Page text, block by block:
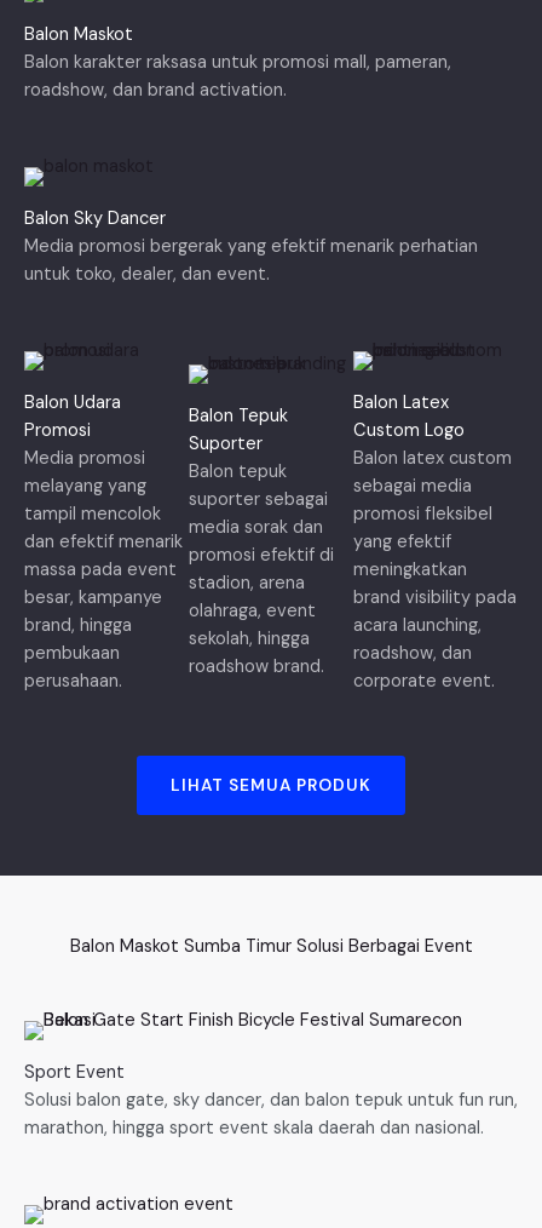
Balon Maskot
Balon karakter raksasa untuk promosi mall, pameran,
roadshow, dan brand activation.
Balon Sky Dancer
Media promosi bergerak yang efektif menarik perhatian
untuk toko, dealer, dan event.
Balon Udara
Promosi
Media promosi
melayang yang
tampil mencolok
dan efektif menarik
massa pada event
besar, kampanye
brand, hingga
pembukaan
perusahaan.
Balon Tepuk
Suporter
Balon tepuk
suporter sebagai
media sorak dan
promosi efektif di
stadion, arena
olahraga, event
sekolah, hingga
roadshow brand.
Balon Latex
Custom Logo
Balon latex custom
sebagai media
promosi fleksibel
yang efektif
meningkatkan
brand visibility pada
acara launching,
roadshow, dan
corporate event.
LIHAT SEMUA PRODUK
Balon Maskot Sumba Timur Solusi Berbagai Event
Sport Event
Solusi balon gate, sky dancer, dan balon tepuk untuk fun run,
marathon, hingga sport event skala daerah dan nasional.